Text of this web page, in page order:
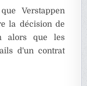
Verstappen
la décision de
alors que les
d'un contrat